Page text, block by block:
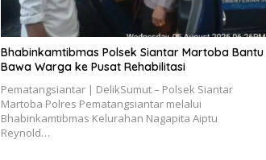
Bhabinkamtibmas Polsek Siantar Martoba Bantu
Bawa Warga ke Pusat Rehabilitasi
Pematangsiantar | DelikSumut – Polsek Siantar
Martoba Polres Pematangsiantar melalui
Bhabinkamtibmas Kelurahan Nagapita Aiptu
Reynold…